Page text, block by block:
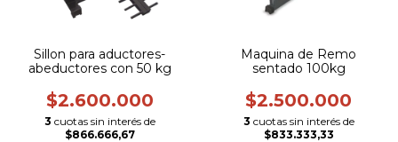
Sillon para aductores-
abeductores con 50 kg
$2.600.000
3 cuotas sin interés de
$866.666,67
Maquina de Remo
sentado 100kg
$2.500.000
3 cuotas sin interés de
$833.333,33